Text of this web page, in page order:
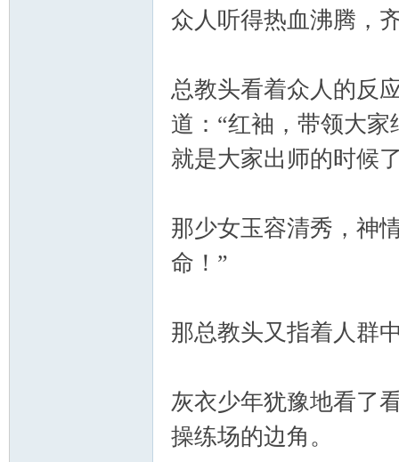
众人听得热血沸腾，
总教头看着众人的反
道：“红袖，带领大
就是大家出师的时候
那少女玉容清秀，神
命！”
那总教头又指着人群
灰衣少年犹豫地看了
操练场的边角。